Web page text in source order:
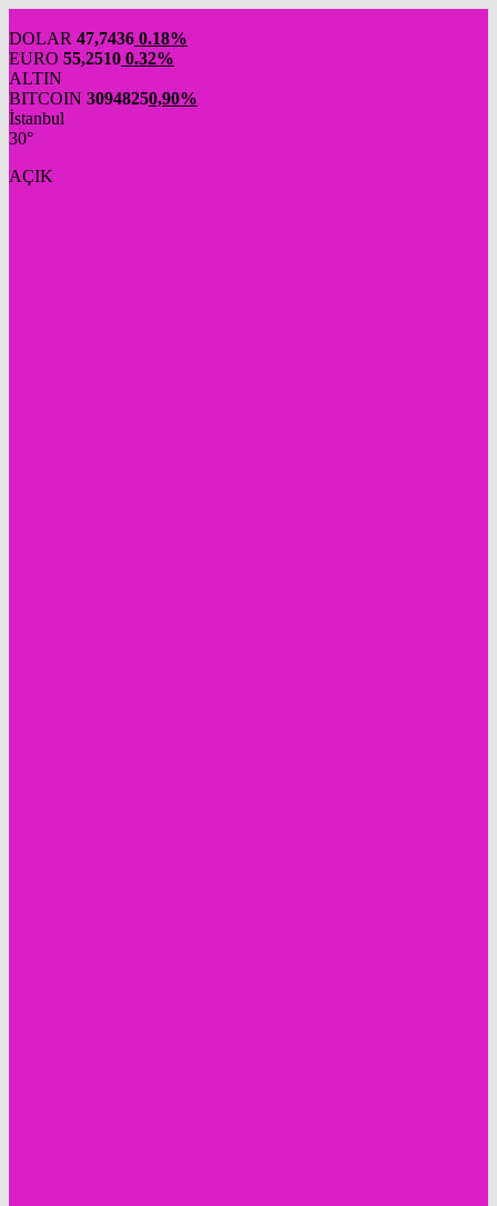
DOLAR 47,7436 0.18%
EURO 55,2510 0.32%
ALTIN
BITCOIN 30948250,90%
İstanbul
30°
AÇIK